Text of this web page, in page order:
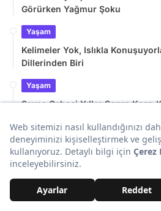
Görürken Yağmur Şoku
Yaşam
Kelimeler Yok, Islıkla
Dillerinden Biri
Yaşam
Savaş Cebeci Yıllar Sonra Kaan
Yaşam
Yolları Fosforlu Şeritlerle
Gece Güvenliği Artıyor